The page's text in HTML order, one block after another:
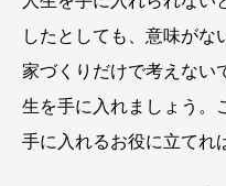
したとしても、意味がな
家づくりだけで考えない
生を手に入れましょう。
手に入れるお役に立てれ